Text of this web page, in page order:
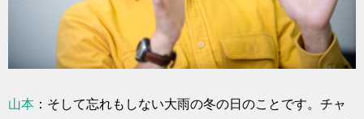
山本 ：そして忘れもしない大雨の冬の日のことです。チャ